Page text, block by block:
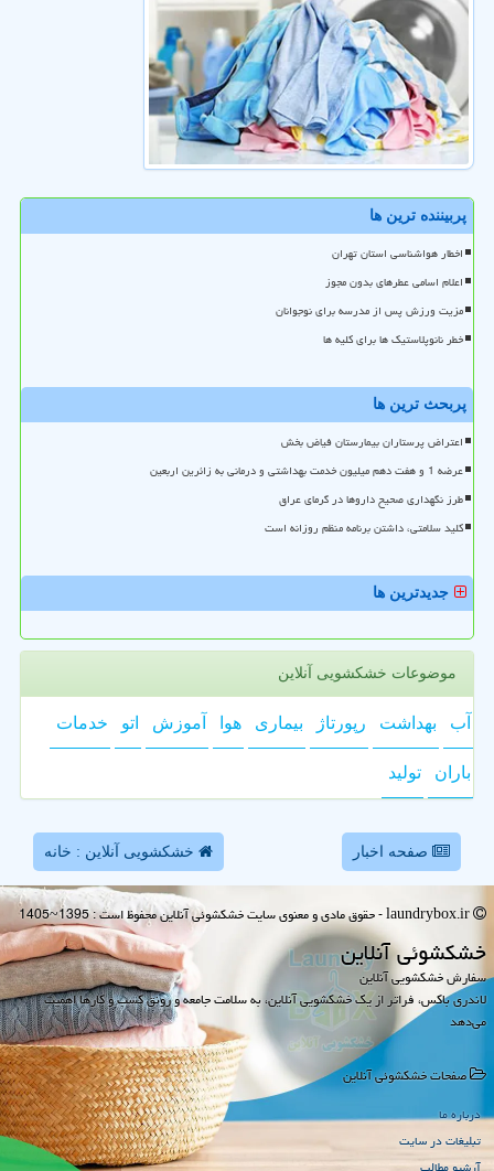
پربیننده ترین ها
اخطار هواشناسی استان تهران
اعلام اسامی عطرهای بدون مجوز
مزیت ورزش پس از مدرسه برای نوجوانان
خطر نانوپلاستیک ها برای کلیه ها
پربحث ترین ها
اعتراض پرستاران بیمارستان فیاض بخش
عرضه 1 و هفت دهم میلیون خدمت بهداشتی و درمانی به زائرین اربعین
طرز نگهداری صحیح داروها در گرمای عراق
کلید سلامتی، داشتن برنامه منظم روزانه است
جدیدترین ها
موضوعات خشکشویی آنلاین
آب بهداشت رپورتاژ بیماری هوا آموزش اتو خدمات
باران تولید
صفحه اخبار خشکشویی آنلاین : خانه
خشكشوئی آنلاین
سفارش خشکشویی آنلاین
لاندری باکس، فراتر از یک خشکشویی آنلاین، به سلامت جامعه و رونق کسب و کارها اهمیت
می‌دهد
صفحات خشكشوئی آنلاین
درباره ما
تبلیغات در سایت